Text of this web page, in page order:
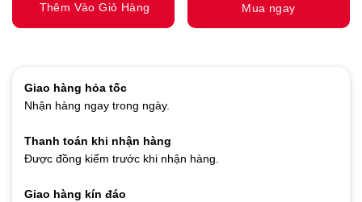
Thêm Vào Giỏ Hàng Mua ngay
Giao hàng hỏa tốc
Nhận hàng ngay trong ngày.
Thanh toán khi nhận hàng
Được đồng kiểm trước khi nhận hàng.
Giao hàng kín đáo